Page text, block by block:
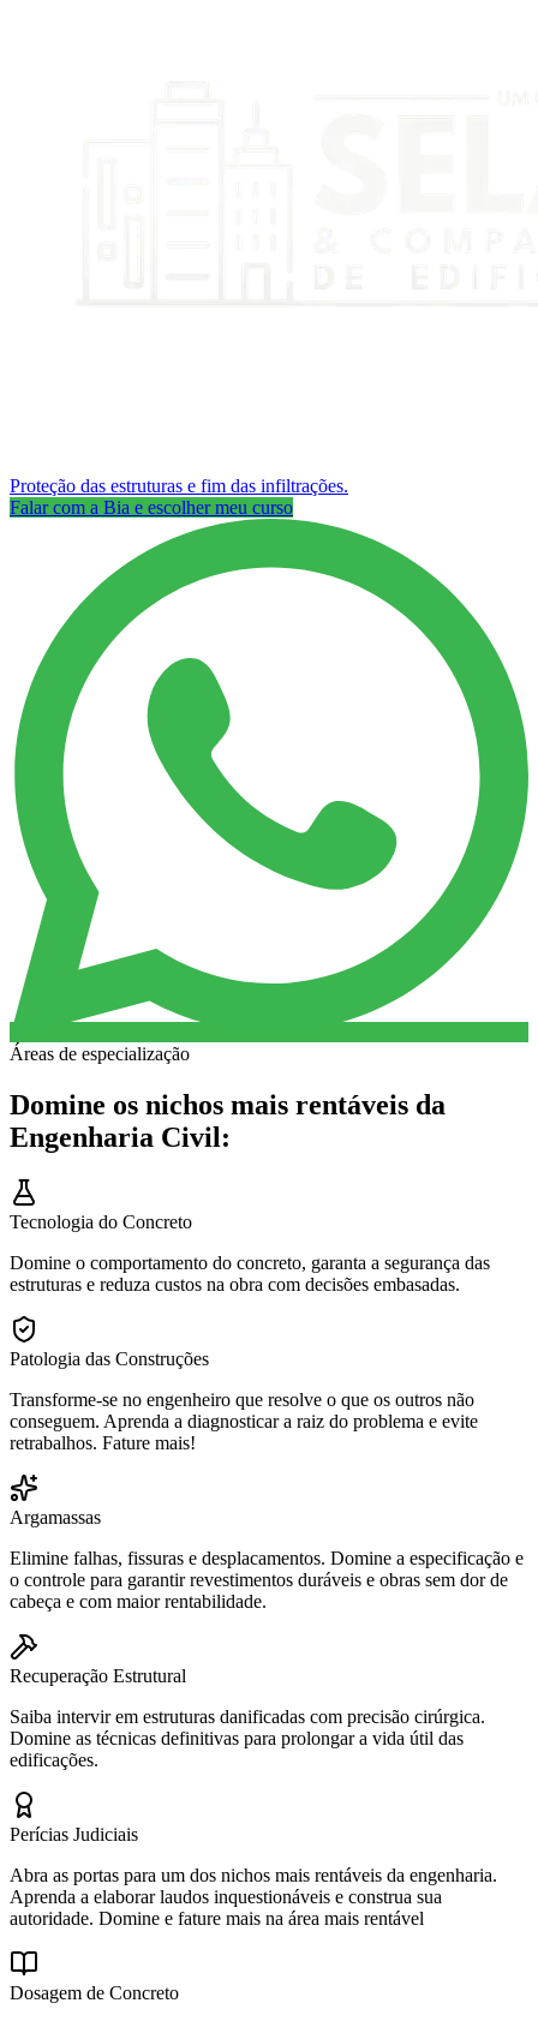
Proteção das estruturas e fim das infiltrações.
Falar com a Bia e escolher meu curso
Áreas de especialização
Domine os nichos mais rentáveis da
Engenharia Civil:
Tecnologia do Concreto
Domine o comportamento do concreto, garanta a segurança das
estruturas e reduza custos na obra com decisões embasadas.
Patologia das Construções
Transforme-se no engenheiro que resolve o que os outros não
conseguem. Aprenda a diagnosticar a raiz do problema e evite
retrabalhos. Fature mais!
Argamassas
Elimine falhas, fissuras e desplacamentos. Domine a especificação e
o controle para garantir revestimentos duráveis e obras sem dor de
cabeça e com maior rentabilidade.
Recuperação Estrutural
Saiba intervir em estruturas danificadas com precisão cirúrgica.
Domine as técnicas definitivas para prolongar a vida útil das
edificações.
Perícias Judiciais
Abra as portas para um dos nichos mais rentáveis da engenharia.
Aprenda a elaborar laudos inquestionáveis e construa sua
autoridade. Domine e fature mais na área mais rentável
Dosagem de Concreto